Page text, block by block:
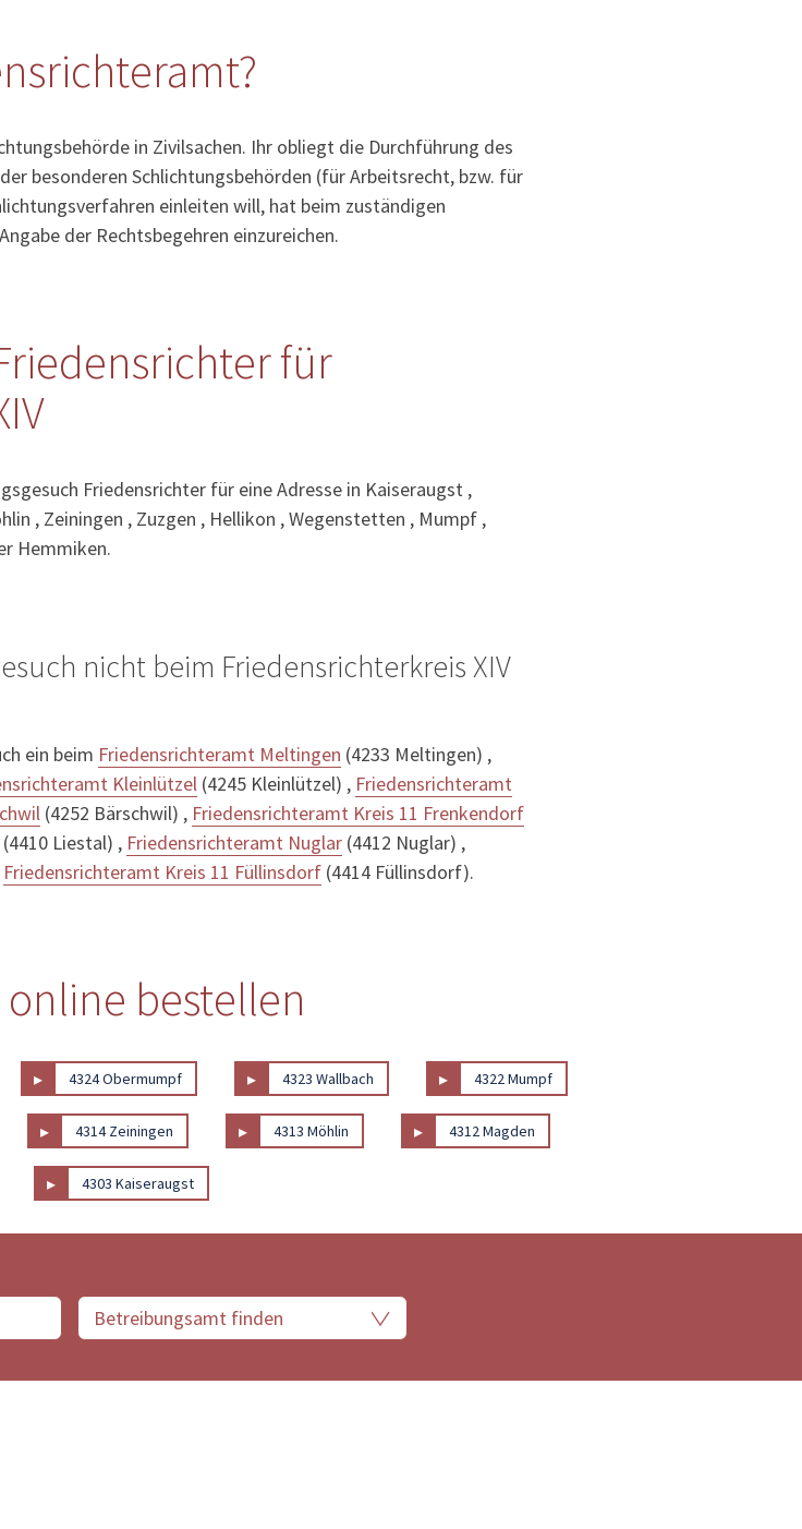
in Zivilsachen. Ihr obliegt die Durchführung des
besonderen Schlichtungsbehörden (für Arbeitsrecht, bzw. für
einleiten will, hat beim zuständigen
der Rechtsbegehren einzureichen.
für
Friedensrichter für eine Adresse in Kaiseraugst ,
, Zeiningen , Zuzgen , Hellikon , Wegenstetten , Mumpf ,
Hemmiken.
nicht beim Friedensrichterkreis XIV
ein beim Friedensrichteramt Meltingen (4233 Meltingen) ,
Kleinlützel (4245 Kleinlützel) , Friedensrichteramt
(4252 Bärschwil) , Friedensrichteramt Kreis 11 Frenkendorf
(4410 Liestal) , Friedensrichteramt Nuglar (4412 Nuglar) ,
Friedensrichteramt Kreis 11 Füllinsdorf (4414 Füllinsdorf).
bestellen
▸ 4324 Obermumpf ▸ 4323 Wallbach ▸ 4322 Mumpf
▸ 4314 Zeiningen ▸ 4313 Möhlin ▸ 4312 Magden
▸ 4303 Kaiseraugst